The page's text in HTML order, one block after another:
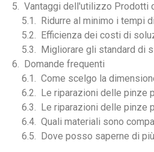
Vantaggi dell'utilizzo Prodotti
Ridurre al minimo i tempi
Efficienza dei costi di
Migliorare gli standard di
Domande frequenti
Come scelgo la
Le riparazioni delle pinze
Le riparazioni delle pinze
Quali materiali sono
Dove posso saperne di